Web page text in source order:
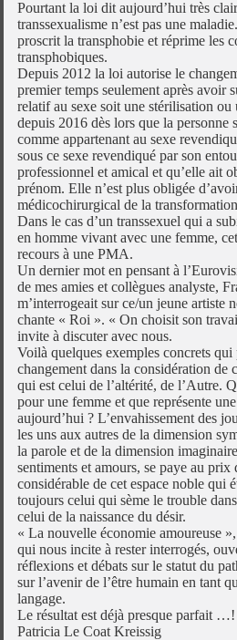
Pourtant la loi dit aujourd’hui très
transsexualisme n’est pas une
proscrit la transphobie et réprime les
transphobiques.
Depuis 2012 la loi autorise le
premier temps seulement après avoir
relatif au sexe soit une stérilisation
depuis 2016 dès lors que la personne
comme appartenant au sexe
sous ce sexe revendiqué par son
professionnel et amical et qu’elle ait
prénom. Elle n’est plus obligée
médicochirurgical de la
Dans le cas d’un transsexuel qui a
en homme vivant avec une femme,
recours à une PMA.
Un dernier mot en pensant à
de mes amies et collègues analyste,
m’interrogeait sur ce/un jeune artiste
chante « Roi ». « On choisit son
invite à discuter avec nous.
Voilà quelques exemples concrets
changement dans la considération de
qui est celui de l’altérité, de l’Autre.
pour une femme et que représente
aujourd’hui ? L’envahissement des
les uns aux autres de la dimension
la parole et de la dimension
sentiments et amours, se paye au prix
considérable de cet espace noble qui
toujours celui qui sème le trouble
celui de la naissance du désir.
« La nouvelle économie amoureuse
qui nous incite à rester interrogés,
réflexions et débats sur le statut du
sur l’avenir de l’être humain en tant
langage.
Le résultat est déjà presque parfait …!
Patricia Le Coat Kreissig